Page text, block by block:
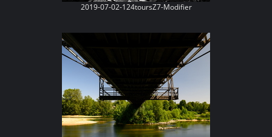
2019-07-02-124toursZ7-Modifier